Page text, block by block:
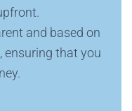
and based on
ensuring that you